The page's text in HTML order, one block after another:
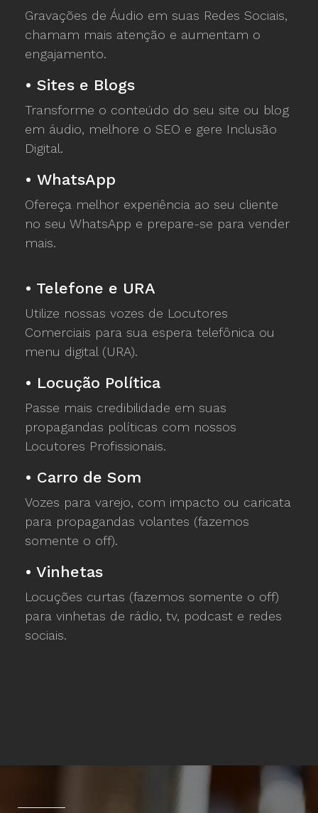
Gravações de Áudio em suas Redes Sociais,
chamam mais atenção e aumentam o
engajamento.
• Sites e Blogs
Transforme o conteúdo do seu site ou blog
em áudio, melhore o SEO e gere Inclusão
Digital.
• WhatsApp
Ofereça melhor experiência ao seu cliente
no seu WhatsApp e prepare-se para vender
mais.
• Telefone e URA
Utilize nossas vozes de Locutores
Comerciais para sua espera telefônica ou
menu digital (URA).
• Locução Política
Passe mais credibilidade em suas
propagandas políticas com nossos
Locutores Profissionais.
• Carro de Som
Vozes para varejo, com impacto ou caricata
para propagandas volantes (fazemos
somente o off).
• Vinhetas
Locuções curtas (fazemos somente o off)
para vinhetas de rádio, tv, podcast e redes
sociais.